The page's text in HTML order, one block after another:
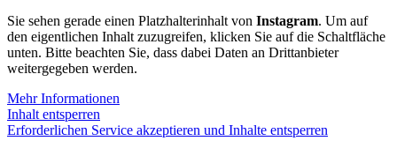
Sie sehen gerade einen Platzhalterinhalt von Instagram. Um auf
den eigentlichen Inhalt zuzugreifen, klicken Sie auf die Schaltfläche
unten. Bitte beachten Sie, dass dabei Daten an Drittanbieter
weitergegeben werden.
Mehr Informationen
Inhalt entsperren
Erforderlichen Service akzeptieren und Inhalte entsperren